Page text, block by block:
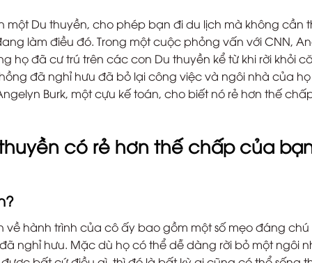
một Du thuyền, cho phép bạn đi du lịch mà không cần
làm điều đó. Trong một cuộc phỏng vấn với CNN,
họ đã cư trú trên các con Du thuyền kể từ khi rời khỏi
đã nghỉ hưu đã bỏ lại công việc và ngôi nhà của
Burk, một cựu kế toán, cho biết nó rẻ hơn thế
có rẻ hơn thế chấp của
về hành trình của cô ấy bao gồm một số mẹo đáng chú
nghỉ hưu. Mặc dù họ có thể dễ dàng rời bỏ một ngôi